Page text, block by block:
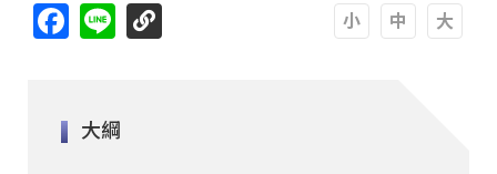
Facebook
Line
大綱